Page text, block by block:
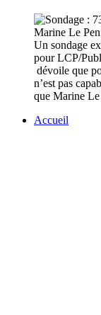
Un sondage
pour LCP/
dévoile que
n’est pas
que Marine Le
Accueil